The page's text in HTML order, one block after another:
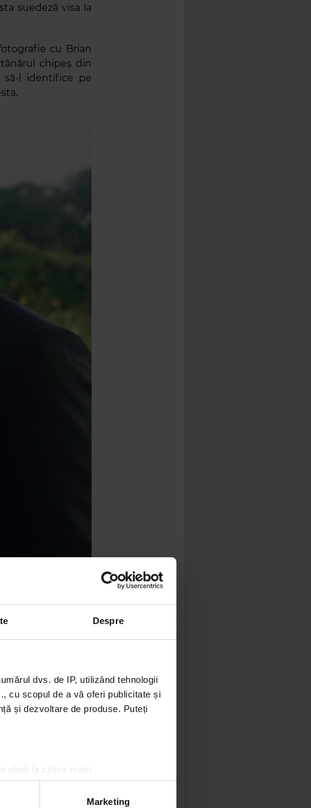
Despre
dvs. de IP, utilizând tehnologii
cu scopul de a vă oferi publicitate și
și dezvoltare de produse. Puteți
până la câțiva metri
(amprentare)
preferințele la
secțiunea cu detalii
Marketing
suedeză visa la
cu Brian
chipeș din
să-l identifice pe
cu Brian, însă
puțin nu pentru
Capital FM.